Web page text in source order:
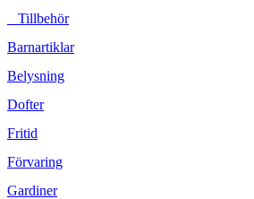
Tillbehör
Barnartiklar
Belysning
Dofter
Fritid
Förvaring
Gardiner